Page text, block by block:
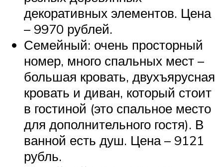
декоративных элементов. Цена
– 9970 рублей.
Семейный: очень просторный
номер, много спальных мест –
большая кровать, двухъярусная
кровать и диван, который стоит
в гостиной (это спальное место
для дополнительного гостя). В
ванной есть душ. Цена – 9121
рубль.